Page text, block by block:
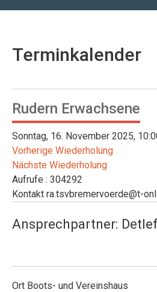
Terminkalender
Rudern Erwachsene
Sonntag, 16. November 2025,
Vorherige Wiederholung
Nächste Wiederholung
Aufrufe : 304292
Kontakt ra.tsvbremervoerde@t-
Ansprechpartner:
Ort Boots- und Vereinshaus